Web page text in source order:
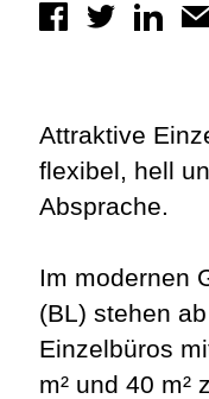
Attraktive
flexibel, hell
Absprache.
Im modernen
(BL) stehen
Einzelbüros
m² und 40 m²